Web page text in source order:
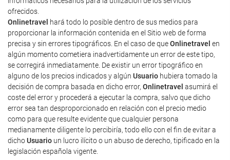
ofrecidos.
Onlinetravel
hará todo lo posible dentro de sus medios para
proporcionar la información contenida en el Sitio web de forma
precisa y sin errores tipográficos. En el caso de queOnlinetravel en
algún momento cometiera inadvertidamente un error de este tipo,
se corregirá inmediatamente. De existir un error tipográfico en
alguno de los precios indicados y algún Usuario hubiera tomado la
decisión de compra basada en dicho error, Onlinetravel asumirá el
coste del error y procederá a ejecutar la compra, salvo que dicho
error sea tan desproporcionado en relación con el precio medio
como para que resulte evidente que cualquier persona
medianamente diligente lo percibiría, todo ello con el fin de evitar a
dichoUsuario un lucro ilícito o un abuso de derecho, tipificado en la
legislación española vigente.